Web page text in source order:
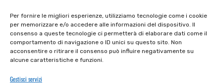
Per fornire le migliori esperienze, utilizziamo tecnologie come i cookie
per memorizzare e/o accedere alle informazioni del dispositivo. Il
consenso a queste tecnologie ci permetterà di elaborare dati come il
comportamento di navigazione o ID unici su questo sito. Non
acconsentire o ritirare il consenso può influire negativamente su
alcune caratteristiche e funzioni.
Gestisci servizi
Privacy policy
Cookie policy
Tutti prodotti
Termini e condizioni